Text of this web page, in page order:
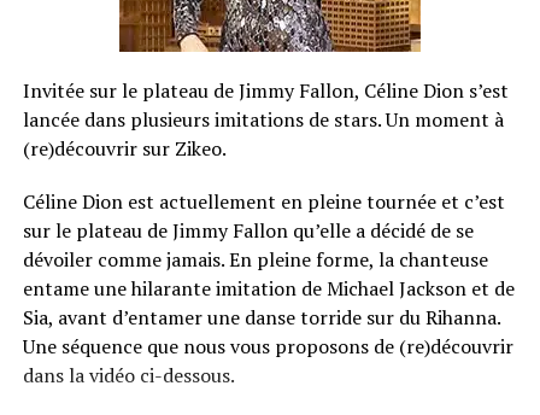
Invitée sur le plateau de Jimmy Fallon, Céline Dion s’est
lancée dans plusieurs imitations de stars. Un moment à
(re)découvrir sur Zikeo.
Céline Dion est actuellement en pleine tournée et c’est
sur le plateau de Jimmy Fallon qu’elle a décidé de se
dévoiler comme jamais. En pleine forme, la chanteuse
entame une hilarante imitation de Michael Jackson et de
Sia, avant d’entamer une danse torride sur du Rihanna.
Une séquence que nous vous proposons de (re)découvrir
dans la vidéo ci-dessous.